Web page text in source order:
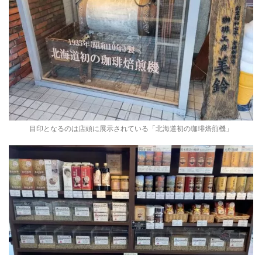
目印となるのは店頭に展示されている「北海道初の珈琲焙煎機」